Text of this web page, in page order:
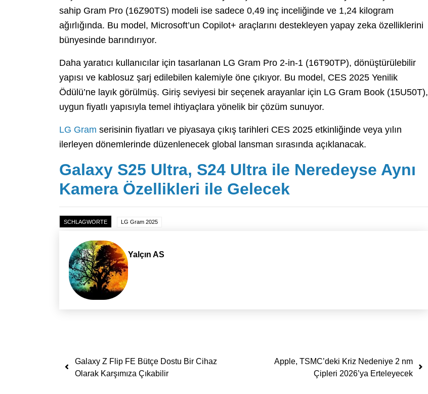
sahip Gram Pro (16Z90TS) modeli ise sadece 0,49 inç inceliğinde ve 1,24 kilogram
ağırlığında. Bu model, Microsoft’un Copilot+ araçlarını destekleyen yapay zeka özelliklerini
bünyesinde barındırıyor.
Daha yaratıcı kullanıcılar için tasarlanan LG Gram Pro 2-in-1 (16T90TP), dönüştürülebilir
yapısı ve kablosuz şarj edilebilen kalemiyle öne çıkıyor. Bu model, CES 2025 Yenilik
Ödülü’ne layık görülmüş. Giriş seviyesi bir seçenek arayanlar için LG Gram Book (15U50T),
uygun fiyatlı yapısıyla temel ihtiyaçlara yönelik bir çözüm sunuyor.
LG Gram serisinin fiyatları ve piyasaya çıkış tarihleri CES 2025 etkinliğinde veya yılın
ilerleyen dönemlerinde düzenlenecek global lansman sırasında açıklanacak.
Galaxy S25 Ultra, S24 Ultra ile Neredeyse Aynı
Kamera Özellikleri ile Gelecek
SCHLAGWORTE LG Gram 2025
Yalçın AS
Yazı dolaşımı
Galaxy Z Flip FE Bütçe Dostu Bir Cihaz
Olarak Karşımıza Çıkabilir
Apple, TSMC’deki Kriz Nedeniye 2 nm
Çipleri 2026’ya Erteleyecek